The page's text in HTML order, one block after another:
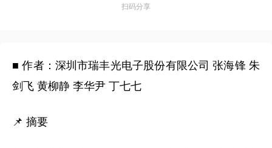
扫码分享
■ 作者：深圳市瑞丰光电子股份有限公司 张海锋 朱
剑飞 黄柳静 李华尹 丁七七
📌 摘要